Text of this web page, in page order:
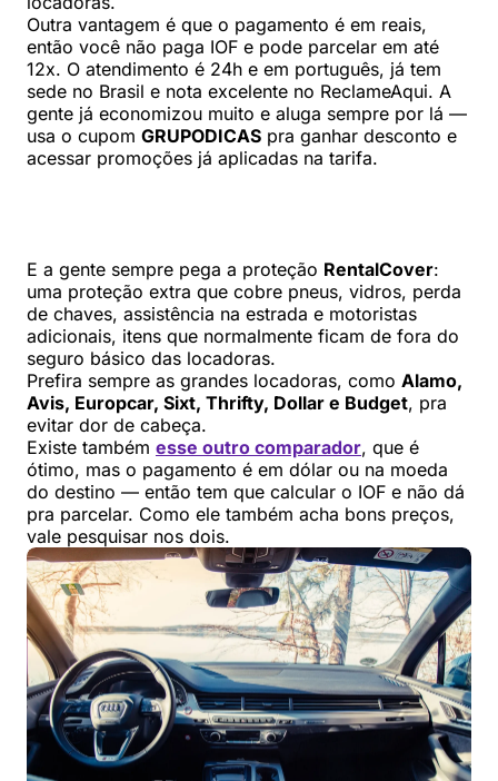
Outra vantagem é que o pagamento é em reais,
então você não paga IOF e pode parcelar em até
12x. O atendimento é 24h e em português, já tem
sede no Brasil e nota excelente no ReclameAqui. A
gente já economizou muito e aluga sempre por lá —
usa o cupom GRUPODICAS pra ganhar desconto e
acessar promoções já aplicadas na tarifa.
E a gente sempre pega a proteção RentalCover:
uma proteção extra que cobre pneus, vidros, perda
de chaves, assistência na estrada e motoristas
adicionais, itens que normalmente ficam de fora do
seguro básico das locadoras.
Prefira sempre as grandes locadoras, como Alamo,
Avis, Europcar, Sixt, Thrifty, Dollar e Budget, pra
evitar dor de cabeça.
Existe também esse outro comparador, que é
ótimo, mas o pagamento é em dólar ou na moeda
do destino — então tem que calcular o IOF e não dá
pra parcelar. Como ele também acha bons preços,
vale pesquisar nos dois.